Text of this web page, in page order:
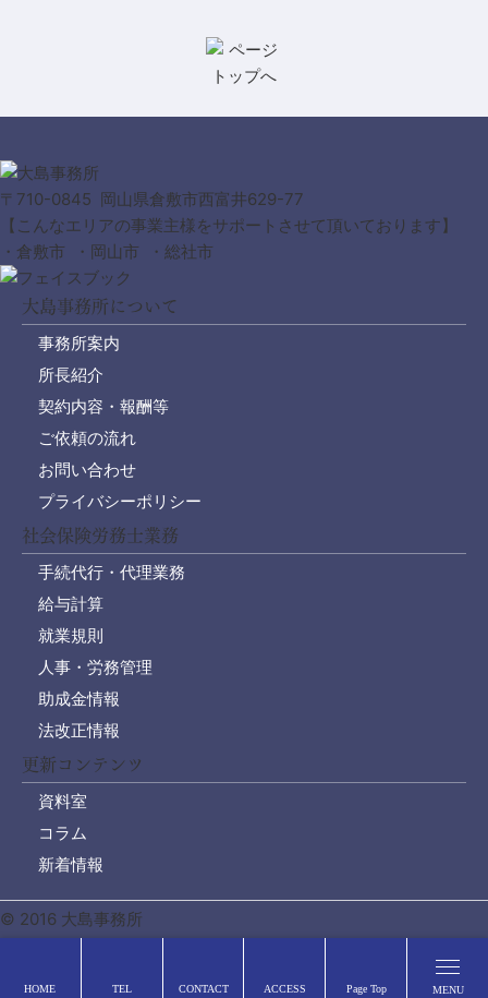
HOME TEL CONTACT ACCESS Page Top MENU
〒710-0845 岡山県倉敷市西富井629-77
【こんなエリアの事業主様をサポートさせて頂いております】
・倉敷市 ・岡山市 ・総社市
大島事務所について
事務所案内
所長紹介
契約内容・報酬等
ご依頼の流れ
お問い合わせ
プライバシーポリシー
社会保険労務士業務
手続代行・代理業務
給与計算
就業規則
人事・労務管理
助成金情報
法改正情報
更新コンテンツ
資料室
コラム
新着情報
© 2016 大島事務所